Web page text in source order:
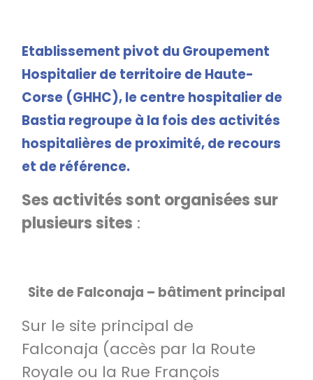
Etablissement pivot du Groupement
Hospitalier de territoire de Haute-
Corse (GHHC), le centre hospitalier de
Bastia regroupe à la fois des activités
hospitalières de proximité, de recours
et de référence.
Ses activités sont organisées sur
plusieurs sites :
Site de Falconaja – bâtiment principal
Sur le site principal de
Falconaja (accès par la Route
Royale ou la Rue François